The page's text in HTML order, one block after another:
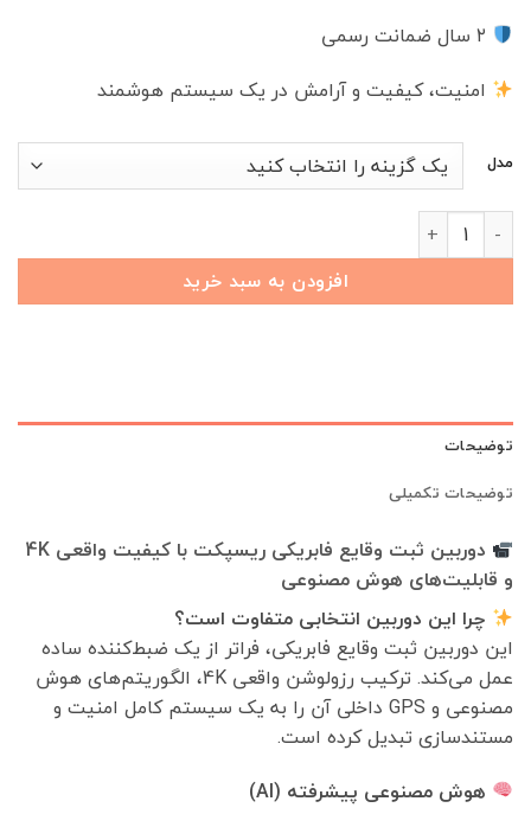
امنیت، کیفیت و آرامش در یک سیستم هوشمند
مدل
دوربین ثبت وقایع فابریکی ریسپکت با قابلیت‌های هوش مصنوعی
افزودن به سبد خرید
توضیحات
توضیحات تکمیلی
دوربین ثبت وقایع فابریکی ریسپکت با کیفیت واقعی 4K
و قابلیت‌های هوش مصنوعی
چرا این دوربین انتخابی متفاوت است؟
این دوربین ثبت وقایع فابریکی، فراتر از یک ضبط‌کننده ساده
عمل می‌کند. ترکیب رزولوشن واقعی 4K، الگوریتم‌های هوش
مصنوعی و GPS داخلی آن را به یک سیستم کامل امنیت و
مستندسازی تبدیل کرده است.
هوش مصنوعی پیشرفته (AI)